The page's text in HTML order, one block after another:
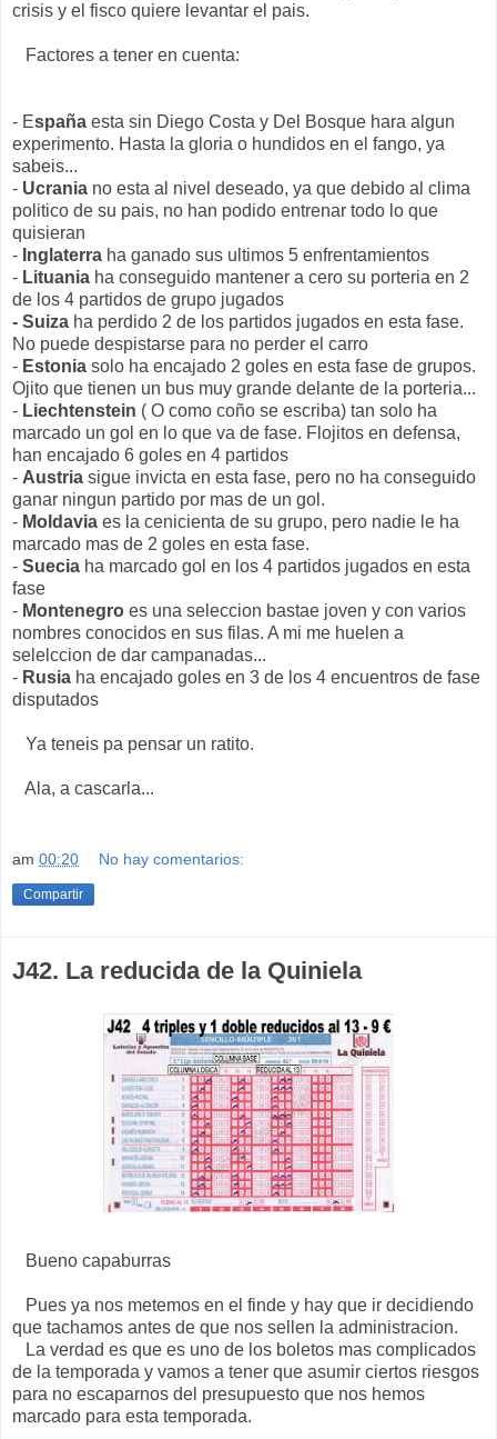
crisis y el fisco quiere levantar el pais.
Factores a tener en cuenta:
- España esta sin Diego Costa y Del Bosque hara algun
experimento. Hasta la gloria o hundidos en el fango, ya
sabeis...
- Ucrania no esta al nivel deseado, ya que debido al clima
politico de su pais, no han podido entrenar todo lo que
quisieran
- Inglaterra ha ganado sus ultimos 5 enfrentamientos
- Lituania ha conseguido mantener a cero su porteria en 2
de los 4 partidos de grupo jugados
- Suiza ha perdido 2 de los partidos jugados en esta fase.
No puede despistarse para no perder el carro
- Estonia solo ha encajado 2 goles en esta fase de grupos.
Ojito que tienen un bus muy grande delante de la porteria...
- Liechtenstein ( O como coño se escriba) tan solo ha
marcado un gol en lo que va de fase. Flojitos en defensa,
han encajado 6 goles en 4 partidos
- Austria sigue invicta en esta fase, pero no ha conseguido
ganar ningun partido por mas de un gol.
- Moldavia es la cenicienta de su grupo, pero nadie le ha
marcado mas de 2 goles en esta fase.
- Suecia ha marcado gol en los 4 partidos jugados en esta
fase
- Montenegro es una seleccion bastae joven y con varios
nombres conocidos en sus filas. A mi me huelen a
selelccion de dar campanadas...
- Rusia ha encajado goles en 3 de los 4 encuentros de fase
disputados
Ya teneis pa pensar un ratito.
Ala, a cascarla...
am 00:20 No hay comentarios:
Compartir
J42. La reducida de la Quiniela
Bueno capaburras
Pues ya nos metemos en el finde y hay que ir decidiendo
que tachamos antes de que nos sellen la administracion.
La verdad es que es uno de los boletos mas complicados
de la temporada y vamos a tener que asumir ciertos riesgos
para no escaparnos del presupuesto que nos hemos
marcado para esta temporada.